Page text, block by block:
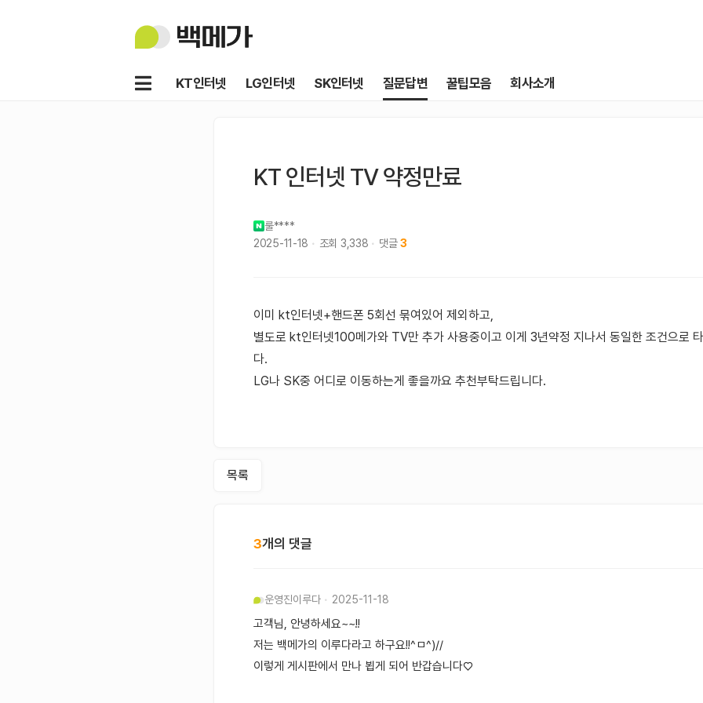
백
KT인터넷
LG인터넷 SK인터넷 질문답변 꿀팁모음 회사소개
메
KT 인터넷 TV 약정만료
룰****
2025-11-18
조회 3,338 댓글 3
이미 kt인터넷+핸드폰 5회선 묶여있어 제외하고,
별도로 kt인터넷100메가와 TV만 추가 사용중이고 이게 3년약정 지나서 동일한 조건으로
다.
LG나 SK중 어디로 이동하는게 좋을까요 추천부탁드립니다.
목록
3개의 댓글
운영진이루다 2025-11-18
고객님, 안녕하세요~~!!
저는 백메가의 이루다라고 하구요!!^ㅁ^)//
이렇게 게시판에서 만나 뵙게 되어 반갑습니다♡